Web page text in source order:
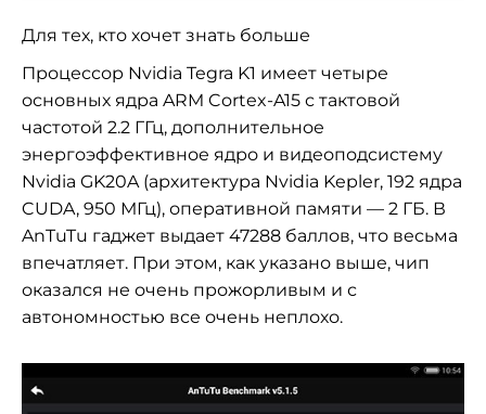
Для тех, кто хочет знать больше
Процессор Nvidia Tegra K1 имеет четыре
основных ядра ARM Cortex-A15 с тактовой
частотой 2.2 ГГц, дополнительное
энергоэффективное ядро и видеоподсистему
Nvidia GK20A (архитектура Nvidia Kepler, 192 ядра
CUDA, 950 МГц), оперативной памяти — 2 ГБ. В
AnTuTu гаджет выдает 47288 баллов, что весьма
впечатляет. При этом, как указано выше, чип
оказался не очень прожорливым и с
автономностью все очень неплохо.